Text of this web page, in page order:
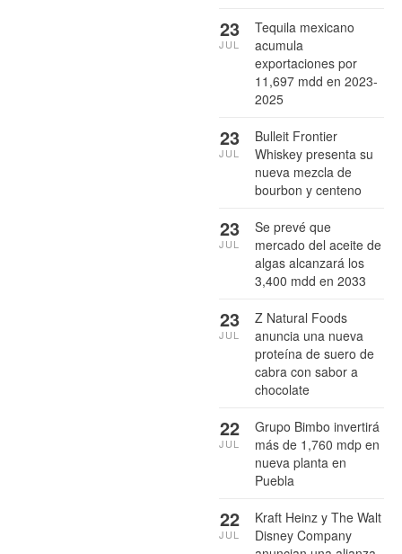
Tequila mexicano
acumula
exportaciones por
11,697 mdd en 2023-
2025
23
JUL
Bulleit Frontier
Whiskey presenta su
nueva mezcla de
bourbon y centeno
23
JUL
Se prevé que
mercado del aceite de
algas alcanzará los
3,400 mdd en 2033
23
JUL
Z Natural Foods
anuncia una nueva
proteína de suero de
cabra con sabor a
chocolate
23
JUL
Grupo Bimbo invertirá
más de 1,760 mdp en
nueva planta en
Puebla
22
JUL
Kraft Heinz y The Walt
Disney Company
22
JUL